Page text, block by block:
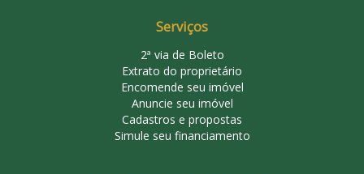
Serviços
2ª via de Boleto
Extrato do proprietário
Encomende seu imóvel
Anuncie seu imóvel
Cadastros e propostas
Simule seu financiamento